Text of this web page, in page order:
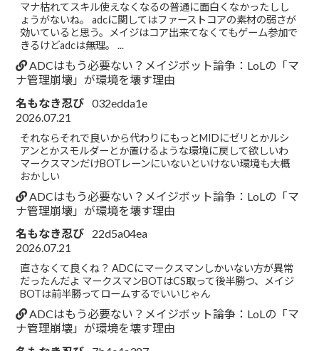
マナ枯れてスキル使えなくなるの普通に面白くなかったしし
ょうがないね。 adcに関してはファーストコアの素材の弱さが
効いていると思う。メイジはコア出来てなくてもゲーム参加で
きるけどadcは無理。 ...
ADCはもう必要ない？メイジボット論争：LoLの「マ
ナ管理崩壊」が環境を壊す理由
名もなき忍び 032edda1e
2026.07.21
それならそれで良いから代わりにもっとMIDにゼリとかルシ
アンとかスモルダーとか置けるような環境に戻して欲しいわ
マークスマンだけBOTレーンにいないといけない環境も大概
おかしい
ADCはもう必要ない？メイジボット論争：LoLの「マ
ナ管理崩壊」が環境を壊す理由
名もなき忍び
22d5a04ea
2026.07.21
直さなくて良くね？ ADCにマークスマンしかいない方が異常
だったんだよ マークスマンBOTはCS取って後半勝つ、メイジ
BOTは前半勝ってロームするでいいじゃん
ADCはもう必要ない？メイジボット論争：LoLの「マ
ナ管理崩壊」が環境を壊す理由